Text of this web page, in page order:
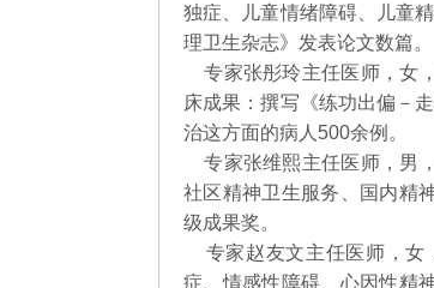
独症、儿童情绪障碍、儿童
理卫生杂志》发表论文数篇。
专家张彤玲主任医师，女
床成果：撰写《练功出偏－
治这方面的病人500余例。
专家张维熙主任医师，男
社区精神卫生服务、国内精
级成果奖。
专家赵友文主任医师，女
症、情感性障碍、心因性精